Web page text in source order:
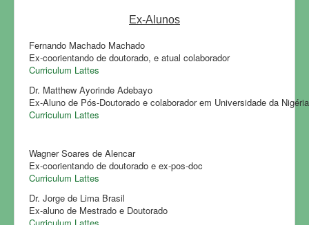
Ex-Alunos
Fernando Machado Machado
Ex-coorientando de doutorado, e atual colaborador
Curriculum Lattes
Dr. Matthew Ayorinde Adebayo
Ex-Aluno de Pós-Doutorado e colaborador em Universidade da Nigéria
Curriculum Lattes
Wagner Soares de Alencar
Ex-coorientando de doutorado e ex-pos-doc
Curriculum Lattes
Dr. Jorge de Lima Brasil
Ex-aluno de Mestrado e Doutorado